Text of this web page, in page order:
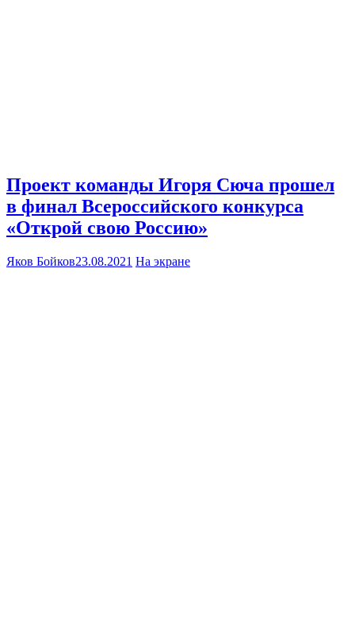
Проект команды Игоря Сюча прошел
в финал Всероссийского конкурса
«Открой свою Россию»
Яков Бойков23.08.2021 На экране